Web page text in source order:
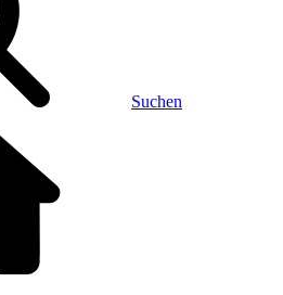
Suchen